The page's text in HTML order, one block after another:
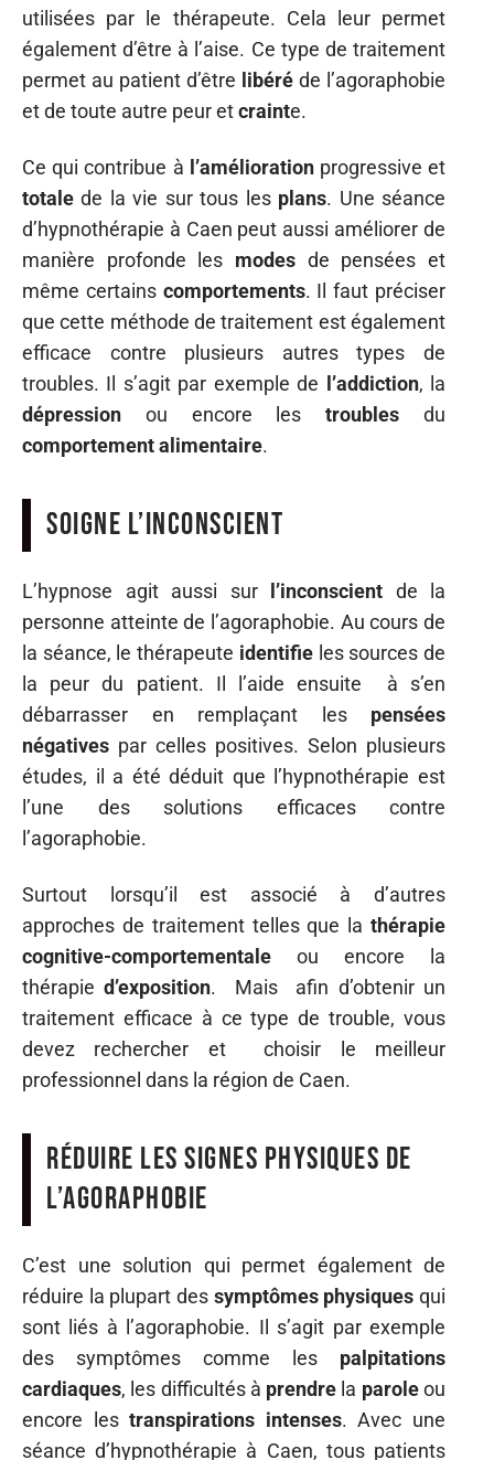
utilisées par le thérapeute. Cela leur permet
également d’être à l’aise. Ce type de traitement
permet au patient d’être libéré de l’agoraphobie
et de toute autre peur etcrainte.
Ce qui contribue à l’améliorationprogressive et
totale de la vie sur tous les plans. Une séance
d’hypnothérapie à Caen peut aussi améliorer de
manière profonde les modes de pensées et
même certains comportements. Il faut préciser
que cette méthode de traitement est également
efficace contre plusieurs autres types de
troubles. Il s’agit par exemple de l’addiction, la
dépression ou encore lestroubles du
comportementalimentaire.
Soigne l’inconscient
L’hypnose agit aussi sur l’inconscient de la
personne atteinte de l’agoraphobie. Au cours de
la séance, le thérapeute identifieles sources de
la peur du patient. Il l’aide ensuite à s’en
débarrasser en remplaçant les pensées
négatives par celles positives. Selon plusieurs
études, il a été déduit que l’hypnothérapie est
l’une des solutions efficaces contre
l’agoraphobie.
Surtout lorsqu’il est associé à d’autres
approches de traitement telles que la thérapie
cognitive-comportementale ou encore la
thérapied’exposition. Mais afin d’obtenir un
traitement efficace à ce type de trouble, vous
devez rechercher et choisir le meilleur
professionnel dans la région de Caen.
Réduire les signes physiques de
l’agoraphobie
C’est une solution qui permet également de
réduire la plupart des symptômes physiques qui
sont liés à l’agoraphobie. Il s’agit par exemple
des symptômes comme les palpitations
cardiaques, les difficultés à prendre la paroleou
encore lestranspirations intenses. Avec une
séance d’hypnothérapie à Caen, tous patients